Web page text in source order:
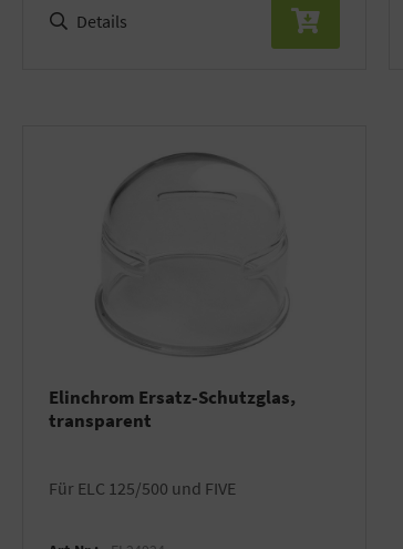
Details
Elinchrom Ersatz-Schutzglas,
transparent
für ELC 125/500 und FIVE